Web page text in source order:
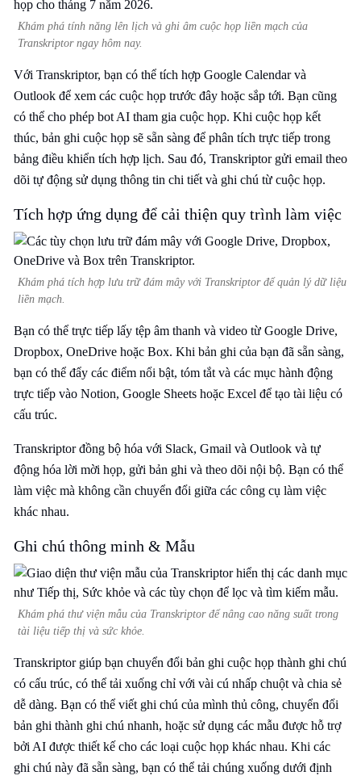
Khám phá tính năng lên lịch và ghi âm cuộc họp liền mạch của
Transkriptor ngay hôm nay.
Với Transkriptor, bạn có thể tích hợp Google Calendar và
Outlook để xem các cuộc họp trước đây hoặc sắp tới. Bạn cũng
có thể cho phép bot AI tham gia cuộc họp. Khi cuộc họp kết
thúc, bản ghi cuộc họp sẽ sẵn sàng để phân tích trực tiếp trong
bảng điều khiển tích hợp lịch. Sau đó, Transkriptor gửi email theo
dõi tự động sử dụng thông tin chi tiết và ghi chú từ cuộc họp.
Tích hợp ứng dụng để cải thiện quy trình làm việc
Khám phá tích hợp lưu trữ đám mây với Transkriptor để quản lý dữ liệu
liền mạch.
Bạn có thể trực tiếp lấy tệp âm thanh và video từ Google Drive,
Dropbox, OneDrive hoặc Box. Khi bản ghi của bạn đã sẵn sàng,
bạn có thể đẩy các điểm nổi bật, tóm tắt và các mục hành động
trực tiếp vào Notion, Google Sheets hoặc Excel để tạo tài liệu có
cấu trúc.
Transkriptor đồng bộ hóa với Slack, Gmail và Outlook và tự
động hóa lời mời họp, gửi bản ghi và theo dõi nội bộ. Bạn có thể
làm việc mà không cần chuyển đổi giữa các công cụ làm việc
khác nhau.
Ghi chú thông minh & Mẫu
Khám phá thư viện mẫu của Transkriptor để nâng cao năng suất trong
tài liệu tiếp thị và sức khỏe.
Transkriptor giúp bạn chuyển đổi bản ghi cuộc họp thành ghi chú
có cấu trúc, có thể tải xuống chỉ với vài cú nhấp chuột và chia sẻ
dễ dàng. Bạn có thể viết ghi chú của mình thủ công, chuyển đổi
bản ghi thành ghi chú nhanh, hoặc sử dụng các mẫu được hỗ trợ
bởi AI được thiết kế cho các loại cuộc họp khác nhau. Khi các
ghi chú này đã sẵn sàng, bạn có thể tải chúng xuống dưới định